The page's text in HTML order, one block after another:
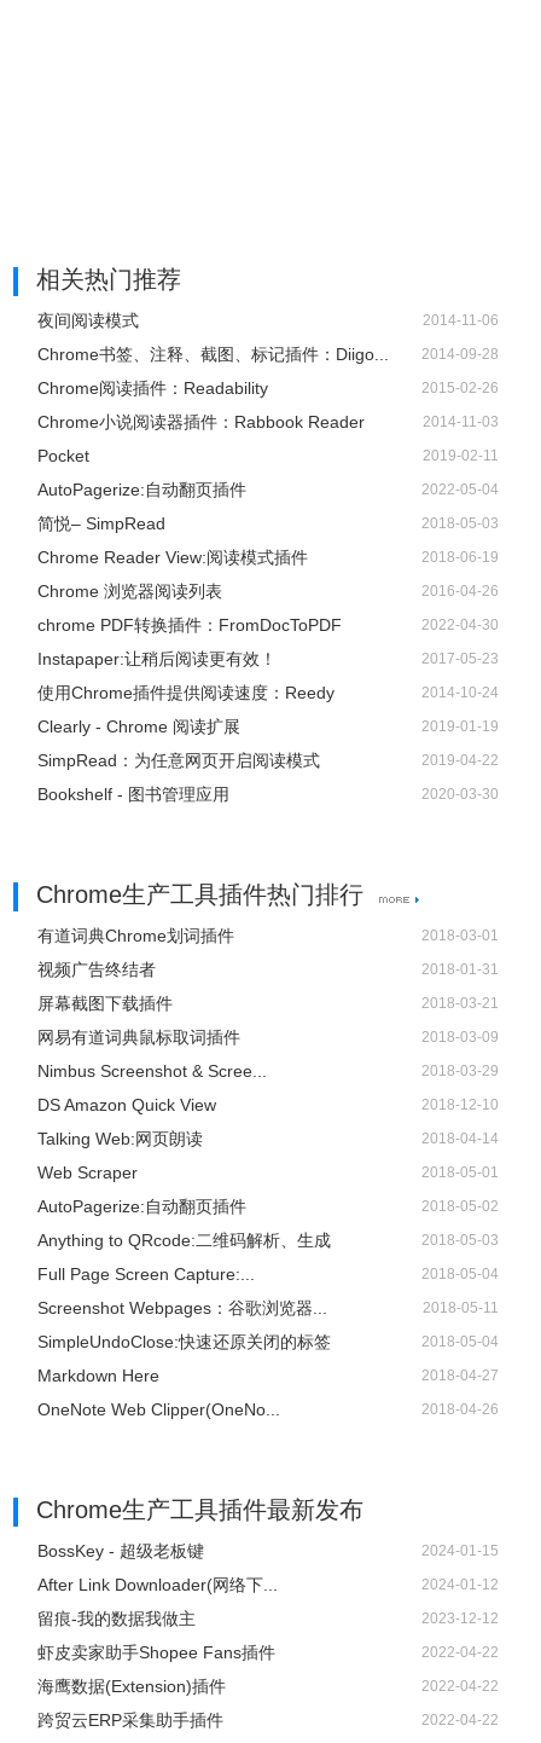
相关热门推荐
夜间阅读模式 2014-11-06
Chrome书签、注释、截图、标记插件：Diigo... 2014-09-28
Chrome阅读插件：Readability 2015-02-26
Chrome小说阅读器插件：Rabbook Reader 2014-11-03
Pocket 2019-02-11
AutoPagerize:自动翻页插件 2022-05-04
简悦– SimpRead 2018-05-03
Chrome Reader View:阅读模式插件 2018-06-19
Chrome 浏览器阅读列表 2016-04-26
chrome PDF转换插件：FromDocToPDF 2022-04-30
Instapaper:让稍后阅读更有效！ 2017-05-23
使用Chrome插件提供阅读速度：Reedy 2014-10-24
Clearly - Chrome 阅读扩展 2019-01-19
SimpRead：为任意网页开启阅读模式 2019-04-22
Bookshelf - 图书管理应用 2020-03-30
Chrome生产工具插件热门排行
有道词典Chrome划词插件 2018-03-01
视频广告终结者 2018-01-31
屏幕截图下载插件 2018-03-21
网易有道词典鼠标取词插件 2018-03-09
Nimbus Screenshot & Scree... 2018-03-29
DS Amazon Quick View 2018-12-10
Talking Web:网页朗读 2018-04-14
Web Scraper 2018-05-01
AutoPagerize:自动翻页插件 2018-05-02
Anything to QRcode:二维码解析、生成 2018-05-03
Full Page Screen Capture:... 2018-05-04
Screenshot Webpages：谷歌浏览器... 2018-05-11
SimpleUndoClose:快速还原关闭的标签 2018-05-04
Markdown Here 2018-04-27
OneNote Web Clipper(OneNo... 2018-04-26
Chrome生产工具插件最新发布
BossKey - 超级老板键 2024-01-15
After Link Downloader(网络下... 2024-01-12
留痕-我的数据我做主 2023-12-12
虾皮卖家助手Shopee Fans插件 2022-04-22
海鹰数据(Extension)插件 2022-04-22
跨贸云ERP采集助手插件 2022-04-22